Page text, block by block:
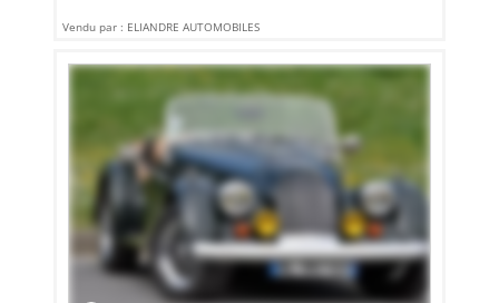
Vendu par : ELIANDRE AUTOMOBILES